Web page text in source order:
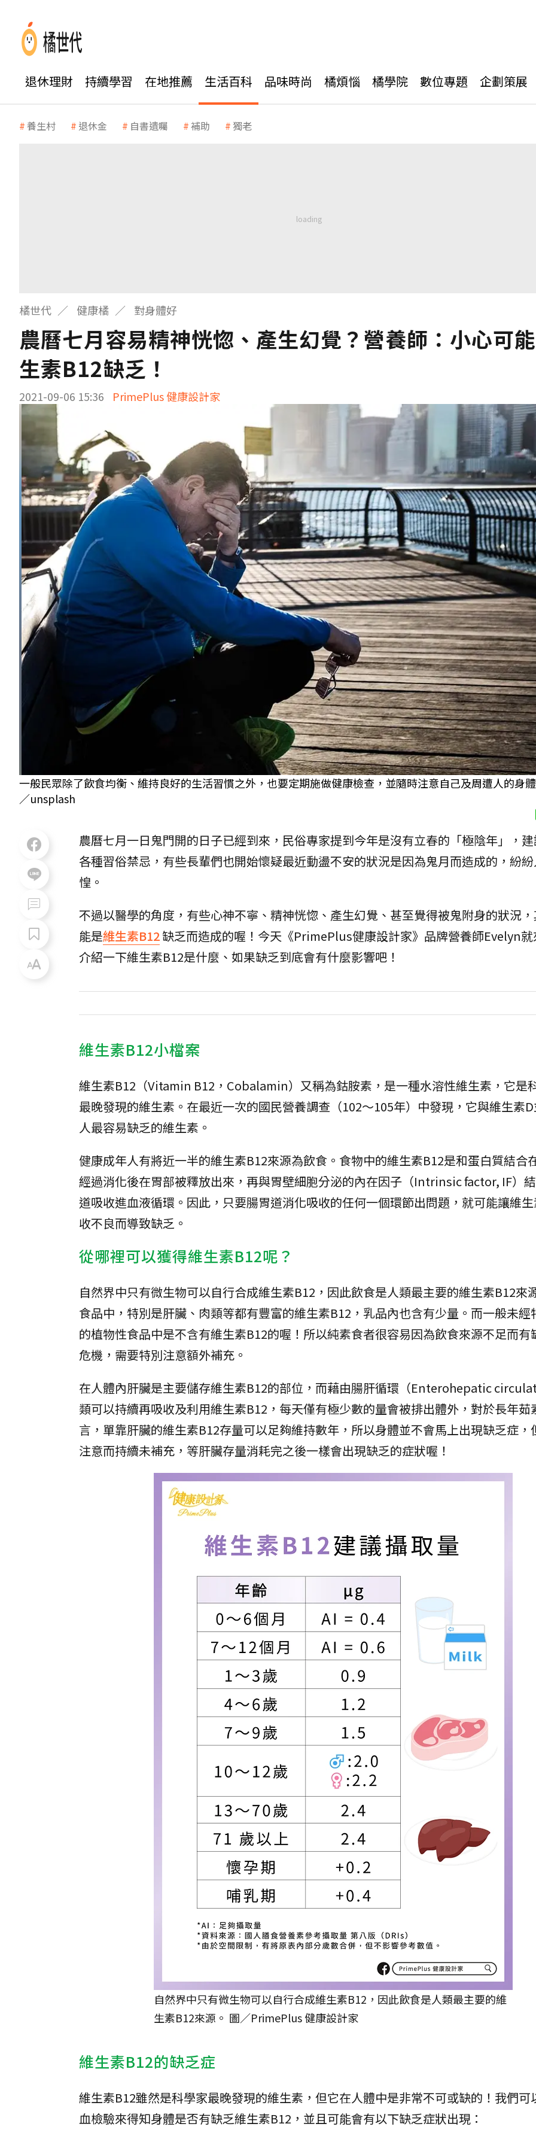
退休理財 持續學習 在地推薦 生活百科 品味時尚 橘煩惱 橘學院 數位專題 企劃策展
養生村 退休金 自書遺囑 補助 獨老
橘世代 健康橘 對身體好
農曆七月容易精神恍惚、產生幻覺？營養師：小心可
生素B12缺乏！
2021-09-06 15:36 PrimePlus 健康設計家
一般民眾除了飲食均衡、維持良好的生活習慣之外，也要定期施做健康檢查，並隨時注意自己及周遭人的身
／unsplash
農曆七月一日鬼門開的日子已經到來，民俗專家提到今年是沒有立春的「極陰年」，
各種習俗禁忌，有些長輩們也開始懷疑最近動盪不安的狀況是因為鬼月而造成的，紛
惶。
不過以醫學的角度，有些心神不寧、精神恍惚、產生幻覺、甚至覺得被鬼附身的狀況
能是維生素B12缺乏而造成的喔！今天《PrimePlus健康設計家》品牌營養師Evelyn
介紹一下維生素B12是什麼、如果缺乏到底會有什麼影響吧！
維生素B12小檔案
維生素B12（Vitamin B12，Cobalamin）又稱為鈷胺素，是一種水溶性維生素，它是
最晚發現的維生素。在最近一次的國民營養調查（102～105年）中發現，它與維生素
人最容易缺乏的維生素。
健康成年人有將近一半的維生素B12來源為飲食。食物中的維生素B12是和蛋白質結合
經過消化後在胃部被釋放出來，再與胃壁細胞分泌的內在因子（Intrinsic factor, IF）
道吸收進血液循環。因此，只要腸胃道消化吸收的任何一個環節出問題，就可能讓維
收不良而導致缺乏。
從哪裡可以獲得維生素B12呢？
自然界中只有微生物可以自行合成維生素B12，因此飲食是人類最主要的維生素B12來
食品中，特別是肝臟、肉類等都有豐富的維生素B12，乳品內也含有少量。而一般未經
的植物性食品中是不含有維生素B12的喔！所以純素食者很容易因為飲食來源不足而有
危機，需要特別注意額外補充。
在人體內肝臟是主要儲存維生素B12的部位，而藉由腸肝循環（Enterohepatic
類可以持續再吸收及利用維生素B12，每天僅有極少數的量會被排出體外，對於長年茹
言，單靠肝臟的維生素B12存量可以足夠維持數年，所以身體並不會馬上出現缺乏症，
注意而持續未補充，等肝臟存量消耗完之後一樣會出現缺乏的症狀喔！
自然界中只有微生物可以自行合成維生素B12，因此飲食是人類最主要的維
生素B12來源。 圖／PrimePlus 健康設計家
維生素B12的缺乏症
維生素B12雖然是科學家最晚發現的維生素，但它在人體中是非常不可或缺的！我們可
血檢驗來得知身體是否有缺乏維生素B12，並且可能會有以下缺乏症狀出現：